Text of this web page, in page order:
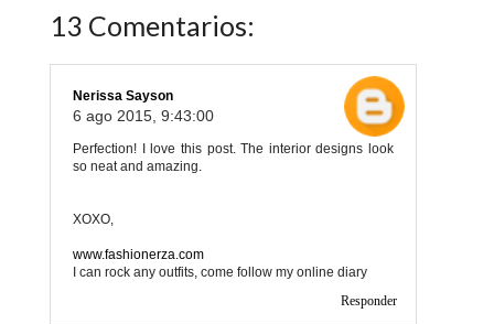
13 Comentarios:
Nerissa Sayson
6 ago 2015, 9:43:00
Perfection! I love this post. The interior designs look
so neat and amazing.
XOXO,
www.fashionerza.com
I can rock any outfits, come follow my online diary
Responder